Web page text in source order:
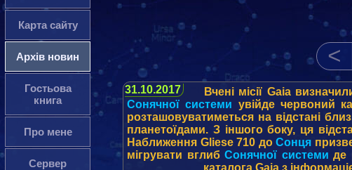
Карта сайту
Архів новин
Гостьова
книга
Про мене
Сервер
<
31.10.2017 Вчені місії Gaia
Сонячної системи увійде червоний
розташовуватиметься на відстані
планетоїдами. З іншого боку, ця
Наближення Gliese 710 до Сонця
мігрувати вглибСонячної системи де
каталога Gaia з